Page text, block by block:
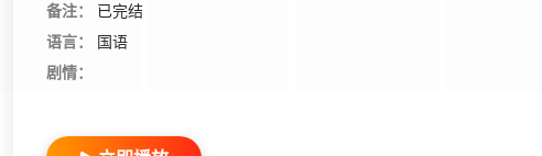
备注：
已完结
语言：
国语
剧情：